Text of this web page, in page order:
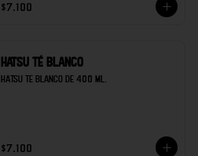
$7.100
Hatsu té blanco
Hatsu te blanco de 400 ml.
$7.100